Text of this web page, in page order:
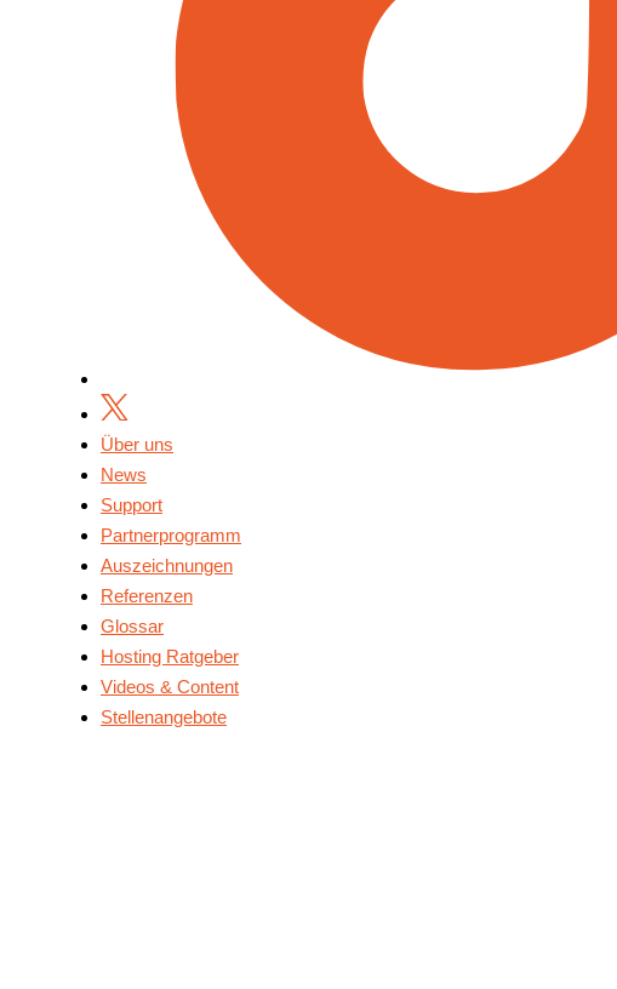
Über uns
News
Support
Partnerprogramm
Auszeichnungen
Referenzen
Glossar
Hosting Ratgeber
Videos & Content
Stellenangebote